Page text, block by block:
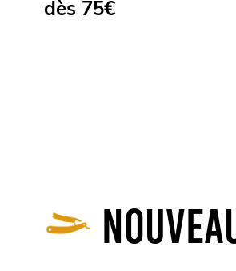
dès 75€